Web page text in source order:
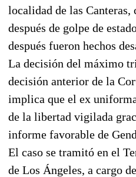
localidad de las
después de golpe de
después fueron hechos
La decisión del máximo
decisión anterior de la
implica que el ex
de la libertad vigilada
informe favorable de
El caso se tramitó en el
de Los Ángeles, a cargo